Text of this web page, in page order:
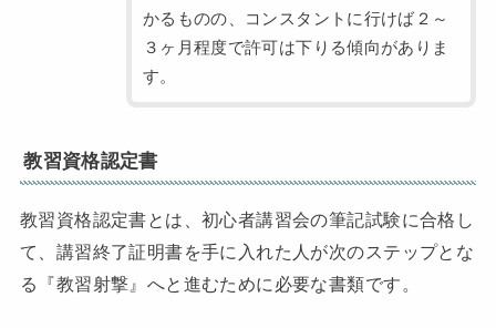
かるものの、コンスタントに行けば２～
３ヶ月程度で許可は下りる傾向がありま
す。
教習資格認定書
教習資格認定書とは、初心者講習会の筆記試験に合格し
て、講習終了証明書を手に入れた人が次のステップとな
る『教習射撃』へと進むために必要な書類です。